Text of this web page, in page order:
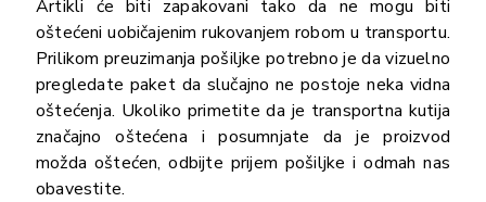
Artikli će biti zapakovani tako da ne mogu biti
oštećeni uobičajenim rukovanjem robom u transportu.
Prilikom preuzimanja pošiljke potrebno je da vizuelno
pregledate paket da slučajno ne postoje neka vidna
oštećenja. Ukoliko primetite da je transportna kutija
značajno oštećena i posumnjate da je proizvod
možda oštećen, odbijte prijem pošiljke i odmah nas
obavestite.